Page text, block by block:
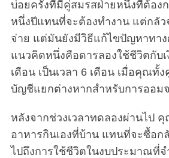
บ่อยครั้งที่มีคู่สมรสฝ่ายหนึ่งที่ต้องก
หนึ่งปีแทนที่จะต้องทำงาน แต่กลั
จ่าย แต่มันยังมีวิธีแก้ไขปัญหาทาง
แนวคิดหนึ่งคือดารลองใช้ชีวิตกับเ
เดือน เป็นเวลา 6 เดือน เมื่อคุณทั้
บัญชีแยกต่างหากสำหรับการออม
หลังจากช่วงเวลาทดลองผ่านไป
อาหารกินเองที่บ้าน แทนที่จะซื้อก
ไปถึงการใช้ชีวิตในงบประมาณที่